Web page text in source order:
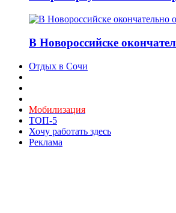
В Новороссийске
Отдых в Сочи
Мобилизация
ТОП-5
Хочу работать здесь
Реклама